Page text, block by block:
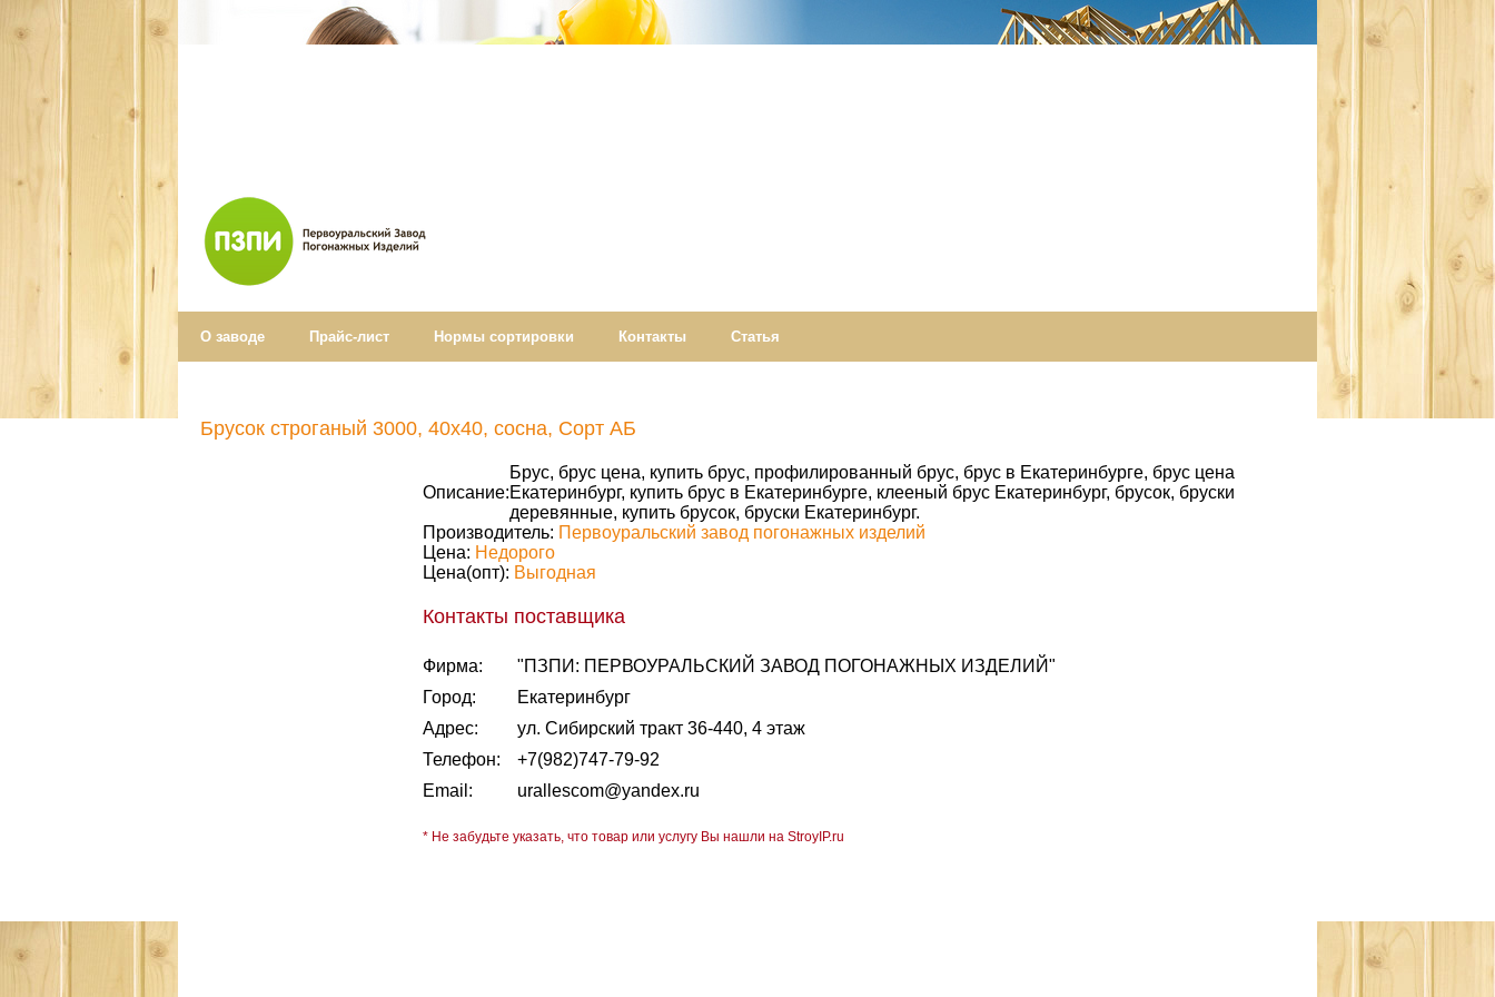
О заводе Прайс-лист Нормы cортировки Контакты Статья
Брусок строганый 3000, 40x40, сосна, Сорт АБ
Описание:
Брус, брус цена, купить брус, профилированный брус, брус в Екатеринбурге, брус цена
Екатеринбург, купить брус в Екатеринбурге, клееный брус Екатеринбург, брусок, бруски
деревянные, купить брусок, бруски Екатеринбург.
Производитель: Первоуральский завод погонажных изделий
Цена: Недорого
Цена(опт): Выгодная
Контакты поставщика
Фирма:
"ПЗПИ: ПЕРВОУРАЛЬСКИЙ ЗАВОД ПОГОНАЖНЫХ ИЗДЕЛИЙ"
Город:
Екатеринбург
Адрес:
ул. Сибирский тракт 36-440, 4 этаж
Телефон:
+7(982)747-79-92
Email:
urallescom@yandex.ru
* Не забудьте указать, что товар или услугу Вы нашли на StroyIP.ru